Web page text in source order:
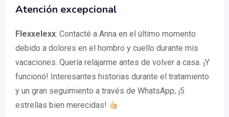
Atención excepcional
Flexxelexx: Contacté a Anna en el último momento
debido a dolores en el hombro y cuello durante mis
vacaciones. Quería relajarme antes de volver a casa. ¡Y
funcionó! Interesantes historias durante el tratamiento
y un gran seguimiento a través de WhatsApp, ¡5
estrellas bien merecidas!